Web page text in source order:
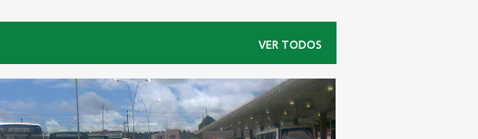
VER TODOS